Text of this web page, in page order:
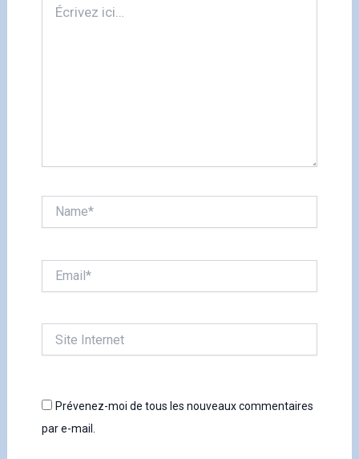
ici…
Internet
Prévenez-moi de tous les nouveaux commentaires
par e-mail.